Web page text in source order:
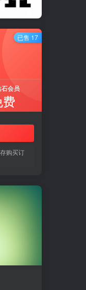
石会员
购买订
已售 17